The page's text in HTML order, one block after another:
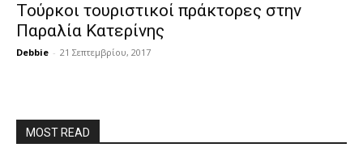
Τούρκοι τουριστικοί πράκτορες στην
Παραλία Κατερίνης
Debbie - 21 Σεπτεμβρίου, 2017
MOST READ